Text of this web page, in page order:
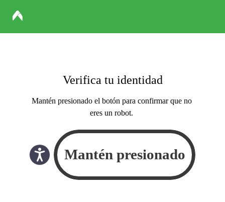
Verifica tu identidad
Mantén presionado el botón para confirmar que no
eres un robot.